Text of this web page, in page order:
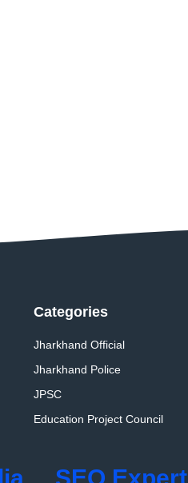
Categories
Jharkhand Official
Jharkhand Police
JPSC
Education Project Council